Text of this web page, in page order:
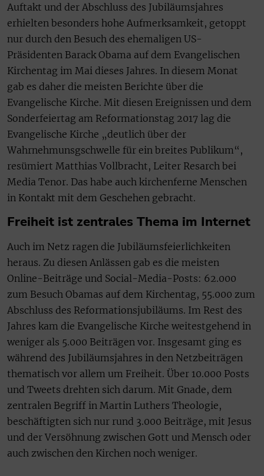
Auftakt und der Abschluss des Jubiläumsjahres
erhielten besonders hohe Aufmerksamkeit, getoppt
nur durch den Besuch des ehemaligen US-
Präsidenten Barack Obama auf dem Evangelischen
Kirchentag im Mai dieses Jahres. In diesem Monat
gab es daher die meisten Berichte über die
Evangelische Kirche. Mit diesen Ereignissen und dem
Sonderfeiertag am Reformationstag 2017 lag die
Evangelische Kirche „deutlich über der
Wahrnehmunsgschwelle für ein breites Publikum“,
resümiert Matthias Vollbracht, Leiter Resarch bei
Media Tenor. Das habe auch kirchenferne Menschen
in Kontakt mit dem Geschehen gebracht.
Freiheit ist zentrales Thema im Internet
Auch im Netz ragen die Jubiläumsfeierlichkeiten
heraus. Zu diesen Anlässen gab es die meisten
Online-Beiträge und Social-Media-Posts: 62.000
zum Besuch Obamas auf dem Kirchentag, 55.000 zum
Abschluss des Reformationsjubiläums. Im Rest des
Jahres kam die Evangelische Kirche weitestgehend in
weniger als 5.000 Beiträgen vor. Insgesamt ging es
während des Jubiläumsjahres in den Netzbeiträgen
thematisch vor allem um Freiheit. Über 10.000 Posts
und Tweets drehten sich darum. Mit Gnade, dem
zentralen Begriff in Martin Luthers Theologie,
beschäftigten sich nur rund 3.000 Beiträge, mit Jesus
und der Versöhnung zwischen Gott und Mensch oder
auch zwischen den Kirchen noch weniger.